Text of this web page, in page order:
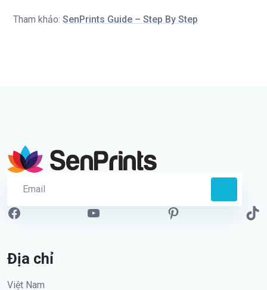
Tham khảo: SenPrints Guide – Step By Step
Địa chỉ
Việt Nam